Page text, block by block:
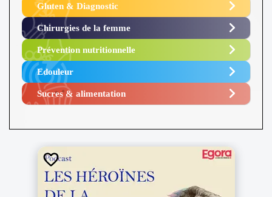
Gluten & Diagnostic
Chirurgies de la femme
Prévention nutritionnelle
Edouleur​
Sucres & alimentation​